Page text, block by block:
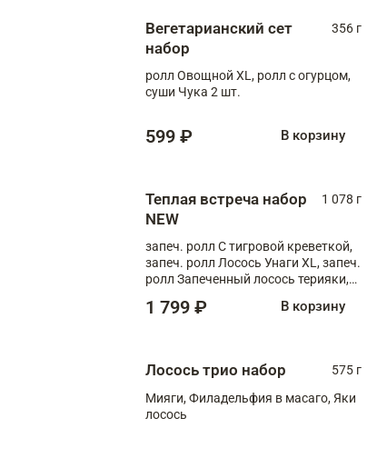
Вегетарианский сет
набор
356 г
ролл Овощной XL, ролл с огурцом,
суши Чука 2 шт.
599 ₽ В корзину
Теплая встреча набор
NEW
1 078 г
запеч. ролл С тигровой креветкой,
запеч. ролл Лосось Унаги XL, запеч.
ролл Запеченный лосось терияки,
1 799 ₽ В корзину
Лосось трио набор
575 г
Мияги, Филадельфия в масаго, Яки
лосось